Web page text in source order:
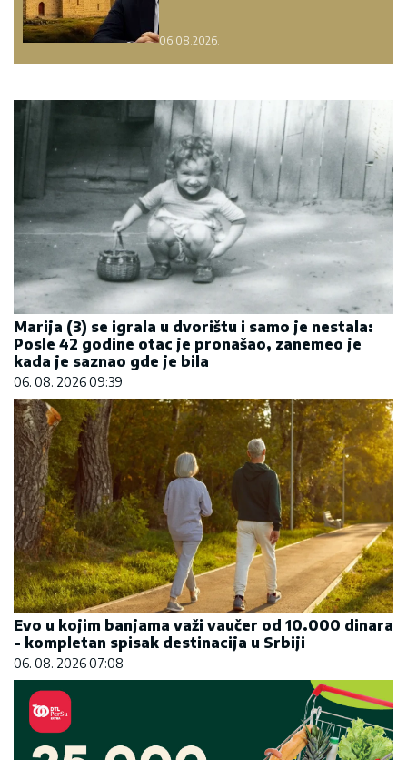
06.08.2026.
Marija (3) se igrala u dvorištu i samo je nestala:
Posle 42 godine otac je pronašao, zanemeo je
kada je saznao gde je bila
06. 08. 2026 09:39
Evo u kojim banjama važi vaučer od 10.000 dinara
- kompletan spisak destinacija u Srbiji
06. 08. 2026 07:08